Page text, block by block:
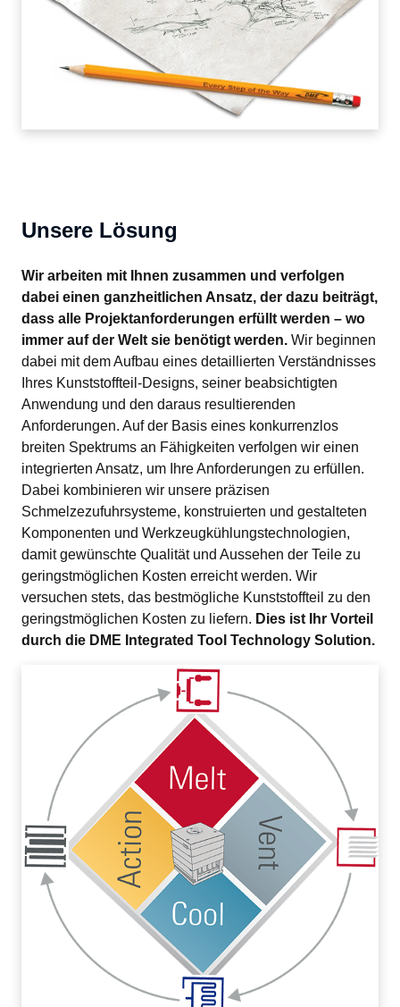
Unsere Lösung
Wir arbeiten mit Ihnen zusammen und verfolgen
dabei einen ganzheitlichen Ansatz, der dazu beiträgt,
dass alle Projektanforderungen erfüllt werden – wo
immer auf der Welt sie benötigt werden. Wir beginnen
dabei mit dem Aufbau eines detaillierten Verständnisses
Ihres Kunststoffteil-Designs, seiner beabsichtigten
Anwendung und den daraus resultierenden
Anforderungen. Auf der Basis eines konkurrenzlos
breiten Spektrums an Fähigkeiten verfolgen wir einen
integrierten Ansatz, um Ihre Anforderungen zu erfüllen.
Dabei kombinieren wir unsere präzisen
Schmelzezufuhrsysteme, konstruierten und gestalteten
Komponenten und Werkzeugkühlungstechnologien,
damit gewünschte Qualität und Aussehen der Teile zu
geringstmöglichen Kosten erreicht werden. Wir
versuchen stets, das bestmögliche Kunststoffteil zu den
geringstmöglichen Kosten zu liefern. Dies ist Ihr Vorteil
durch die DME Integrated Tool Technology Solution.